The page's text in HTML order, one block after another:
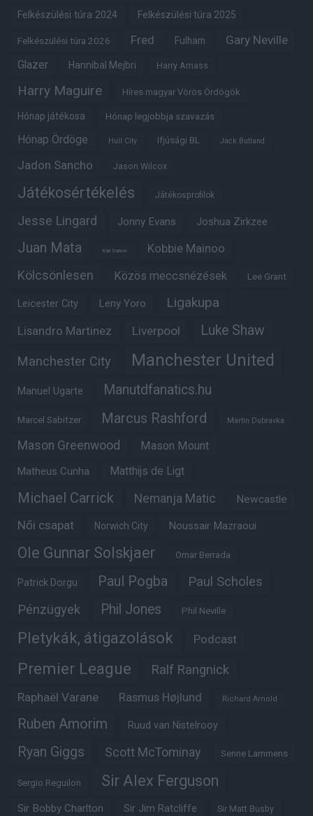
Felkészülési túra 2024 Felkészülési túra 2025
Felkészülési túra 2026 Fred Fulham Gary Neville
Glazer Hannibal Mejbri Harry Amass
Harry Maguire Híres magyar Vörös Ördögök
Hónap játékosa Hónap legjobbja szavazás
Hónap Ördöge Hull City Ifjúsági BL Jack Butland
Jadon Sancho Jason Wilcox
Játékosértékelés Játékosprofilok
Jesse Lingard Jonny Evans Joshua Zirkzee
Juan Mata Karl Darlow Kobbie Mainoo
Kölcsönlesen Közös meccsnézések Lee Grant
Leicester City Leny Yoro Ligakupa
Lisandro Martinez Liverpool Luke Shaw
Manchester City Manchester United
Manuel Ugarte Manutdfanatics.hu
Marcel Sabitzer Marcus Rashford Martin Dubravka
Mason Greenwood Mason Mount
Matheus Cunha Matthijs de Ligt
Michael Carrick Nemanja Matic Newcastle
Női csapat Norwich City Noussair Mazraoui
Ole Gunnar Solskjaer Omar Berrada
Patrick Dorgu Paul Pogba Paul Scholes
Pénzügyek Phil Jones Phil Neville
Pletykák, átigazolások Podcast
Premier League Ralf Rangnick
Raphaël Varane Rasmus Højlund Richard Arnold
Ruben Amorim Ruud van Nistelrooy
Ryan Giggs Scott McTominay Senne Lammens
Sergio Reguilon Sir Alex Ferguson
Sir Bobby Charlton Sir Jim Ratcliffe Sir Matt Busby